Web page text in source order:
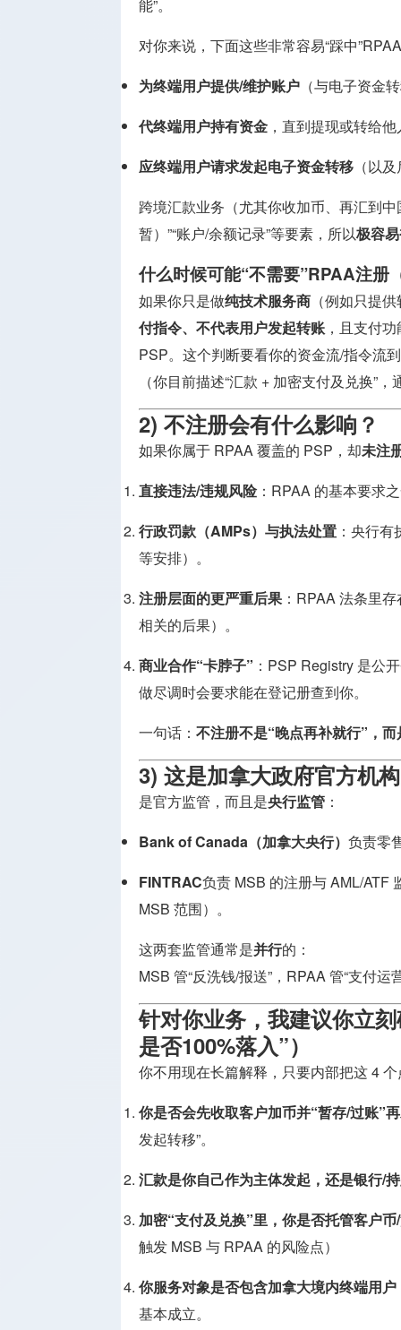
能”。
对你来说，下面这些非常容易“踩中
为终端用户提供/维护账户 （与电子资金
代终端用户持有资金 ，直到提现或转给他
应终端用户请求发起电子资金转移 （以
跨境汇款业务（尤其你收加币、再汇到
暂）”“账户/余额记录”等要素，所以极容
什么时候可能“不需要”RPAA注册
如果你只是做纯技术服务商 （例如只提
付指令、不代表用户发起转账 ，且支付
PSP。这个判断要看你的资金流/指令流
（你目前描述“汇款 + 加密支付及兑换”
2) 不注册会有什么影响？
如果你属于 RPAA 覆盖的 PSP，却未注
直接违法/违规风险：RPAA 的基本要求
行政罚款（AMPs）与执法处置 ：央行
等安排）。
注册层面的更严重后果 ：RPAA 法条里存
相关的后果）。
商业合作“卡脖子” ：PSP Registry 是公
做尽调时会要求能在登记册查到你。
一句话： 不注册不是“晚点再补就行”，
3) 这是加拿大政府官方机
是官方监管，而且是央行监管 ：
Bank of Canada（加拿大央行） 负责零
FINTRAC负责 MSB 的注册与 AML/ATF
MSB 范围）。
这两套监管通常是并行的：
MSB 管“反洗钱/报送”，RPAA 管“支付
针对你业务，我建议你立
是否100%落入”）
你不用现在长篇解释，只要内部把这 4
你是否会先收取客户加币并“暂存/过账”
发起转移”。
汇款是你自己作为主体发起，还是银行/
加密“支付及兑换”里，你是否托管客户
触发 MSB 与 RPAA 的风险点）
你服务对象是否包含加拿大境内终端用户
基本成立。